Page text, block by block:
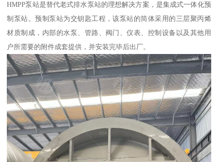
HMPP泵站是替代老式排水泵站的理想解决方案，是集成式一体化预
制泵站。预制泵站为交钥匙工程，该泵站的筒体采用的三层聚丙烯
材质制成，内部的水泵、管路、阀门、仪表、控制设备以及其他用
户所需要的附件成套提供，并安装完毕后出厂。